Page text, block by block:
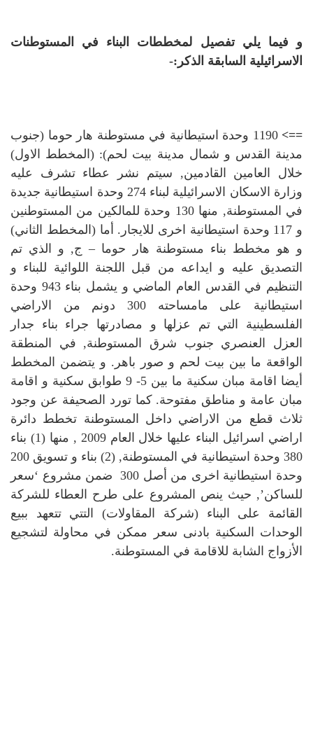
و فيما يلي تفصيل لمخططات البناء في المستوطنات
الاسرائيلية السابقة الذكر:-
==>
1190 وحدة استيطانية في مستوطنة هار حوما (جنوب
مدينة القدس و شمال مدينة بيت لحم): (المخطط الاول)
خلال العامين القادمين, سيتم نشر عطاء تشرف عليه
وزارة الاسكان الاسرائيلية لبناء 274 وحدة استيطانية جديدة
في المستوطنة, منها 130 وحدة للمالكين من المستوطنين
و 117 وحدة استيطانية اخرى للايجار. أما (المخطط الثاني)
و هو مخطط بناء مستوطنة هار حوما – ج, و الذي تم
التصديق عليه و ايداعه من قبل اللجنة اللوائية للبناء و
التنظيم في القدس العام الماضي و يشمل بناء 943 وحدة
استيطانية على مامساحته 300 دونم من الاراضي
الفلسطينية التي تم عزلها و مصادرتها جراء بناء جدار
العزل العنصري جنوب شرق المستوطنة, في المنطقة
الواقعة ما بين بيت لحم و صور باهر. و يتضمن المخطط
أيضا اقامة مبان سكنية ما بين 5- 9 طوابق سكنية و اقامة
مبان عامة و مناطق مفتوحة. كما تورد الصحيفة عن وجود
ثلاث قطع من الاراضي داخل المستوطنة تخطط دائرة
اراضي اسرائيل البناء عليها خلال العام 2009 , منها (1) بناء
380 وحدة استيطانية في المستوطنة, (2) بناء و تسويق 200
وحدة استيطانية اخرى من أصل 300 ضمن مشروع ‘سعر
للساكن’, حيث ينص المشروع على طرح العطاء للشركة
القائمة على البناء (شركة المقاولات) التتي تتعهد ببيع
الوحدات السكنية بادنى سعر ممكن في محاولة لتشجيع
الأزواج الشابة للاقامة في المستوطنة.